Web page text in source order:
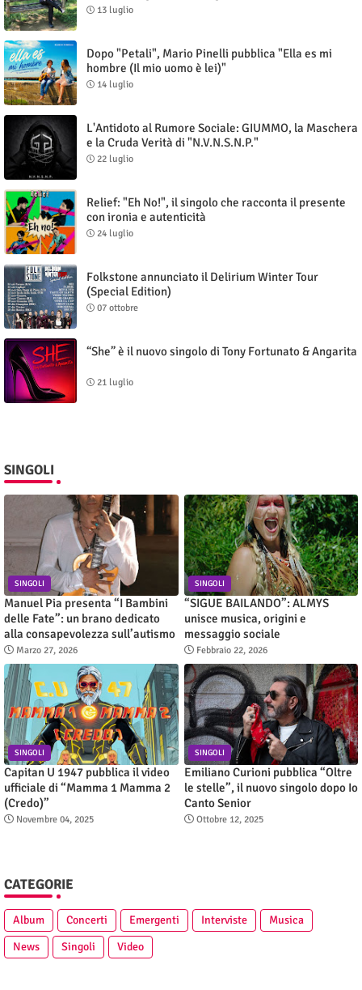
13 luglio
Dopo "Petali", Mario Pinelli pubblica "Ella es mi
hombre (Il mio uomo è lei)"
14 luglio
L'Antidoto al Rumore Sociale: GIUMMO, la Maschera
e la Cruda Verità di "N.V.N.S.N.P."
22 luglio
Relief: "Eh No!", il singolo che racconta il presente
con ironia e autenticità
24 luglio
Folkstone annunciato il Delirium Winter Tour
(Special Edition)
07 ottobre
“She” è il nuovo singolo di Tony Fortunato & Angarita
21 luglio
SINGOLI
SINGOLI
Manuel Pia presenta “I Bambini
delle Fate”: un brano dedicato
alla consapevolezza sull’autismo
Marzo 27, 2026
SINGOLI
“SIGUE BAILANDO”: ALMYS
unisce musica, origini e
messaggio sociale
Febbraio 22, 2026
SINGOLI
Capitan U 1947 pubblica il video
ufficiale di “Mamma 1 Mamma 2
(Credo)”
Novembre 04, 2025
SINGOLI
Emiliano Curioni pubblica “Oltre
le stelle”, il nuovo singolo dopo Io
Canto Senior
Ottobre 12, 2025
CATEGORIE
Album Concerti Emergenti Interviste
Musica
News
Singoli Video